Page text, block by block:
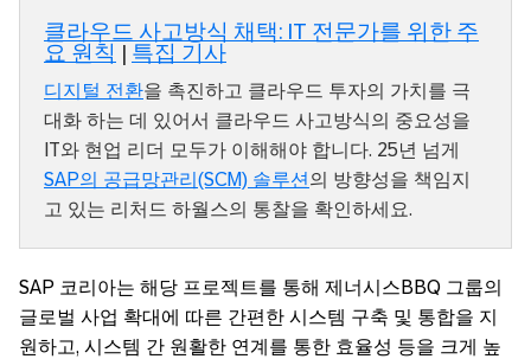
클라우드 사고방식 채택: IT 전문가를 위한 주
요 원칙 | 특집 기사
디지털 전환을 촉진하고 클라우드 투자의 가치를 극
대화 하는 데 있어서 클라우드 사고방식의 중요성을
IT와 현업 리더 모두가 이해해야 합니다. 25년 넘게
SAP의 공급망관리(SCM) 솔루션 의 방향성을 책임지
고 있는 리처드 하월스의 통찰을 확인하세요.
SAP 코리아는 해당 프로젝트를 통해 제너시스BBQ 그룹의
글로벌 사업 확대에 따른 간편한 시스템 구축 및 통합을 지
원하고, 시스템 간 원활한 연계를 통한 효율성 등을 크게 높